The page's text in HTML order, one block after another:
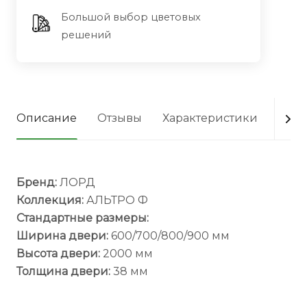
Большой выбор цветовых
решений
Описание Отзывы Характеристики
Бренд: ЛОРД
Коллекция: АЛЬТРО Ф
Стандартные размеры:
Ширина двери: 600/700/800/900 мм
Высота двери: 2000 мм
Толщина двери: 38 мм